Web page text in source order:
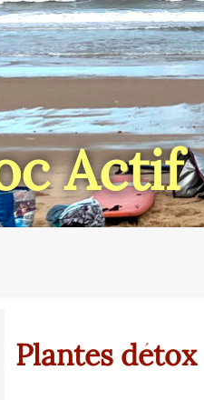
Actif
Plantes détox